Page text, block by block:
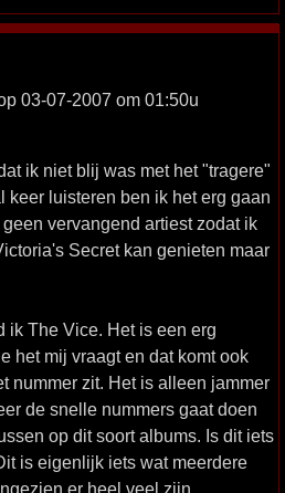
03-07-2007 om 01:50u
ik niet blij was met het "tragere"
keer luisteren ben ik het erg gaan
vervangend artiest zodat ik
Secret kan genieten maar
ik The Vice. Het is een erg
het mij vraagt en dat komt ook
nummer zit. Het is alleen jammer
de snelle nummers gaat doen
op dit soort albums. Is dit iets
is eigenlijk iets wat meerdere
er heel veel zijn